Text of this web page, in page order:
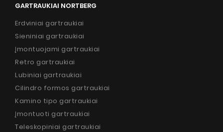
GARTRAUKIAI NORTBERG
Erdviniai gartraukiai
Sieniniai gartraukiai
Įmontuojami gartraukiai
Retro gartraukiai
Lubiniai gartraukiai
Cilindro formos gartraukiai
Kamino tipo gartraukiai
Įmontuoti gartraukiai
Teleskopiniai gartraukiai